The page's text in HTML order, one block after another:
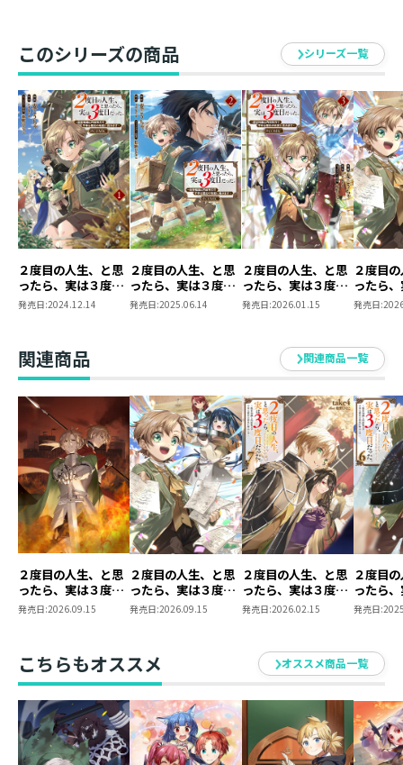
のみ!!
次なる災厄回避のために、一片たりとも気は抜けないの
だから！
「我が家の強さを見せてやる！」
――今、それぞれの戦いの火蓋が切って落とされる。
己の戦場で力を発揮せよ！
“家族第一主義”な麒麟児の一大反逆劇第３弾！
このシリーズの商品 シリーズ一覧
２度目の人生、と思
ったら、実は３度目
だった。～歴史知識
と内政努力で不幸な
発売日:2024.12.14
２度目の人生、と思
ったら、実は３度目
だった。～歴史知識
と内政努力で不幸な
発売日:2025.06.14
２度目の人生、と思
ったら、実は３度目
だった。～歴史知識
と内政努力で不幸な
す～@COMIC 第3巻
発売日:2026.01.15
２度目
ったら
だった
と内政
す～
発売日:
関連商品 関連商品一覧
２度目の人生、と思
ったら、実は３度目
だった。８～歴史知
発売日:2026.09.15
２度目の人生、と思
ったら、実は３度目
だった。～歴史知識
発売日:2026.09.15
２度目の人生、と思
ったら、実は３度目
だった。7 ～歴史知
ます～
発売日:2026.02.15
２度目
ったら
だった
ます～
発売日:
こちらもオススメ オススメ商品一覧